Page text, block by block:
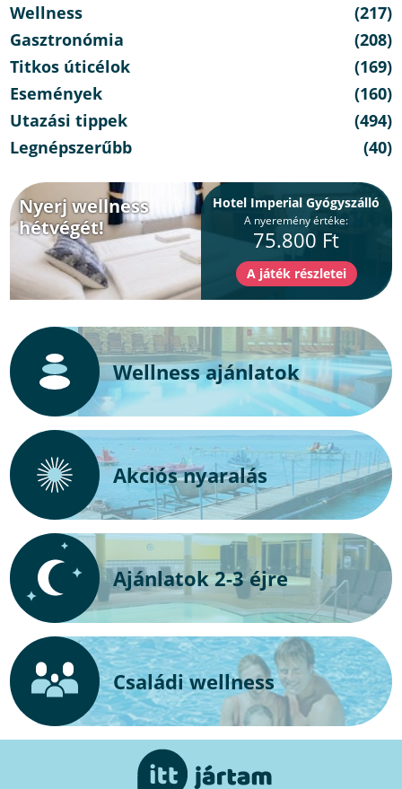
Wellness
(217)
Gasztronómia
(208)
Titkos úticélok
(169)
Események
(160)
Utazási tippek
(494)
Legnépszerűbb
(40)
Nyerj wellness
hétvégét!
Hotel Imperial Gyógyszálló
A nyeremény értéke:
75.800 Ft
Wellness ajánlatok
Akciós nyaralás
Ajánlatok 2-3 éjre
Családi wellness